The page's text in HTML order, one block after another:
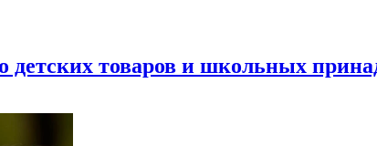
детских товаров и школьных